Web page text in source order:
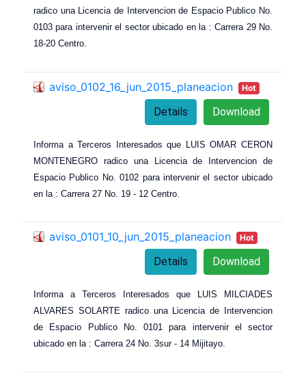
radico una Licencia de Intervencion de Espacio Publico No.
0103 para intervenir el sector ubicado en la : Carrera 29 No.
18-20 Centro.
aviso_0102_16_jun_2015_planeacion Hot
Download
Details
Informa a Terceros Interesados que LUIS OMAR CERON
MONTENEGRO radico una Licencia de Intervencion de
Espacio Publico No. 0102 para intervenir el sector ubicado
en la : Carrera 27 No. 19 - 12 Centro.
aviso_0101_10_jun_2015_planeacion Hot
Download
Details
Informa a Terceros Interesados que LUIS MILCIADES
ALVARES SOLARTE radico una Licencia de Intervencion
de Espacio Publico No. 0101 para intervenir el sector
ubicado en la : Carrera 24 No. 3sur - 14 Mijitayo.